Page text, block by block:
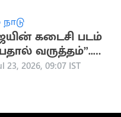
கடைசி படம்
வருத்தம்”..
தாயார்
23, 2026, 09:07 IST